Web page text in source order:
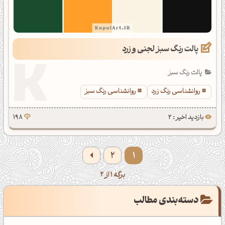
پالت رنگ سبز لجنی و زرد
پالت رنگ سبز
روانشناسی رنگ زرد
روانشناسی رنگ سبز
بازدید اخیر : 2 198
1
2
برگه 1 از 2
دسته‌بندی مطالب